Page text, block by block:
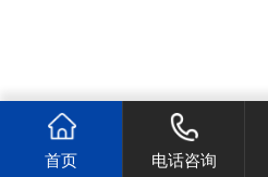
首页 电话咨询